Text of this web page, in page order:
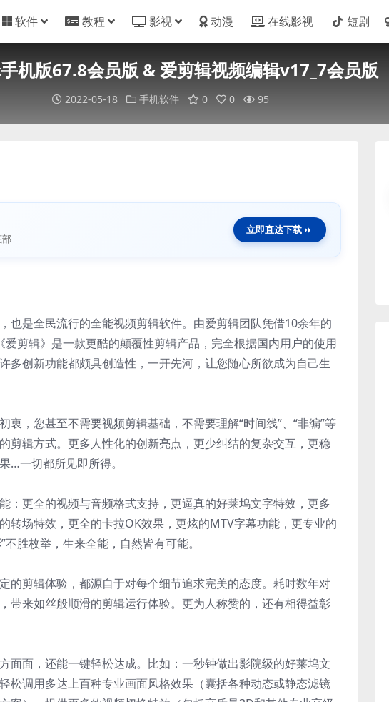
软件 教程 影视 动漫 在线影视 短剧
机版67.8会员版 & 爱剪辑视频编辑v17_7会员版
2022-05-18 手机软件 0 0 95
部
立即直达下载
也是全民流行的全能视频剪辑软件。由爱剪辑团队凭借10余年的
剪辑》是一款更酷的颠覆性剪辑产品，完全根据国内用户的使用
多创新功能都颇具创造性，一开先河，让您随心所欲成为自己生
衷，您甚至不需要视频剪辑基础，不需要理解“时间线”、“非编”等
剪辑方式。更多人性化的创新亮点，更少纠结的复杂交互，更稳
…一切都所见即所得。
：更全的视频与音频格式支持，更逼真的好莱坞文字特效，更多
转场特效，更全的卡拉OK效果，更炫的MTV字幕功能，更专业的
胜枚举，生来全能，自然皆有可能。
的剪辑体验，都源自于对每个细节追求完美的态度。耗时数年对
带来如丝般顺滑的剪辑运行体验。更为人称赞的，还有相得益彰
面面，还能一键轻松达成。比如：一秒钟做出影院级的好莱坞文
松调用多达上百种专业画面风格效果（囊括各种动态或静态滤镜